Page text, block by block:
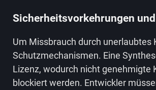
Sicherheitsvorkehrungen
Um Missbrauch durch
Schutzmechanismen. Eine
Lizenz, wodurch nicht
blockiert werden. Entwickler